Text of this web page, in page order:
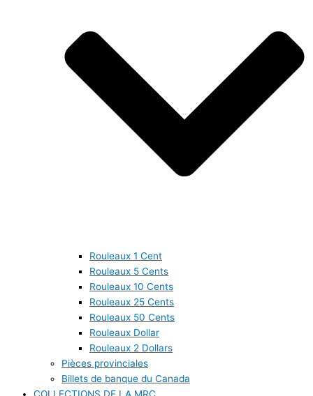
Rouleaux 1 Cent
Rouleaux 5 Cents
Rouleaux 10 Cents
Rouleaux 25 Cents
Rouleaux 50 Cents
Rouleaux Dollar
Rouleaux 2 Dollars
Pièces provinciales
Billets de banque du Canada